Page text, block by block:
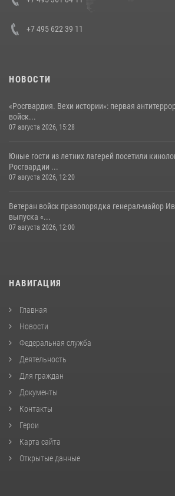
+7 495 622 39 11
НОВОСТИ
«Росгвардия. Вехи истории»: первая
войск...
07 августа 2026, 15:28
Юные гости из летних лагерей посетили
Росгвардии ...
07 августа 2026, 12:20
Ветеран войск правопорядка генерал-майор
выпуска «...
07 августа 2026, 12:00
НАВИГАЦИЯ
Главная
Новости
Федеральная служба
Деятельность
Для граждан
Документы
Контакты
Герои
Карта сайта
Открытые данные